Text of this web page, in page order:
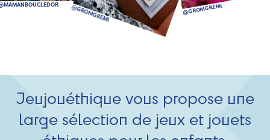
Jeujouéthique vous propose une
large sélection de jeux et jouets